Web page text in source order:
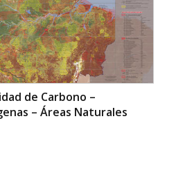
de Carbono –
– Áreas Naturales